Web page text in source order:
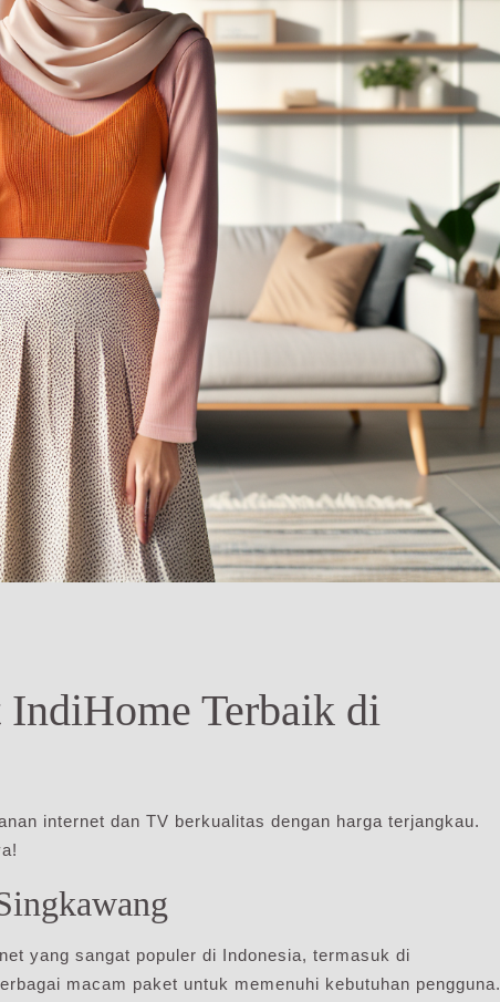
IndiHome Terbaik di
internet dan TV berkualitas dengan harga terjangkau.
yang sangat populer di Indonesia, termasuk di
macam paket untuk memenuhi kebutuhan pengguna.